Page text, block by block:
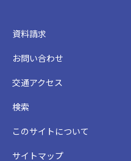
資料請求
お問い合わせ
交通アクセス
検索
このサイトについて
サイトマップ